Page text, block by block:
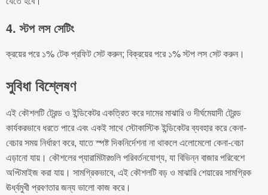
4. স্টপ লস সেটিং
ক্রয়ের পরে ১% টেক প্রফিট সেট করুন; বিক্রয়ের পরে ১% স্টপ লস সেট করুন।
সুবিধা বিশ্লেষণ
এই কৌশলটি ট্রেন্ড ও ইন্ডিকেটর একত্রিত করে দামের মাঝারি ও দীর্ঘমেয়াদী ট্রেন্ড
কার্যকরভাবে ধরতে পারে এবং একই সাথে স্টোকাস্টিক ইন্ডিকেটর ব্যবহার করে কেনা-
বেচার সময় নির্ধারণ করে, যাতে স্পষ্ট দিকনির্দেশনা না থাকলে এলোমেলো কেনা-বেচা
এড়ানো যায়। কৌশলের প্যারামিটারগুলি পরিবর্তনযোগ্য, যা বিভিন্ন বাজার পরিবেশে
অপ্টিমাইজ করা যায়। সামগ্রিকভাবে, এই কৌশলটি বড় ও মাঝারি শেয়ারের সামগ্রিক
ঊর্ধ্বমুখী প্রবণতার জন্য ভালো কাজ করে।